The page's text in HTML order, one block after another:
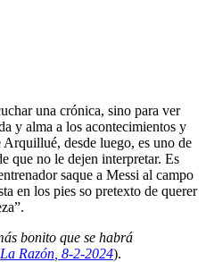
una crónica, sino para ver
y alma a los acontecimientos y
Arquillué, desde luego, es uno de
que no le dejen interpretar. Es
saque a Messi al campo
en los pies so pretexto de querer
bonito que se habrá
La Razón , 8-2-2024).